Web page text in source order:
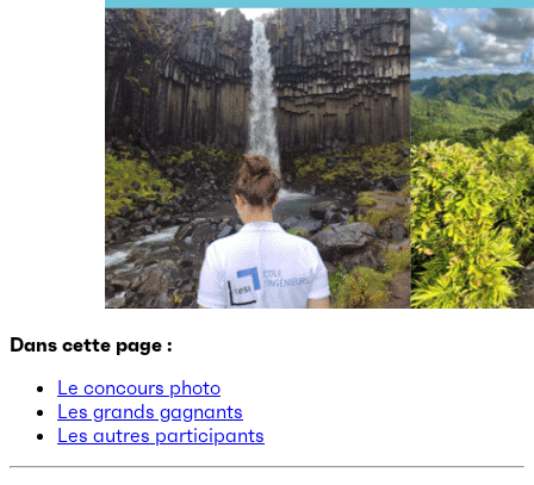
Dans cette page :
Le concours photo
Les grands gagnants
Les autres participants